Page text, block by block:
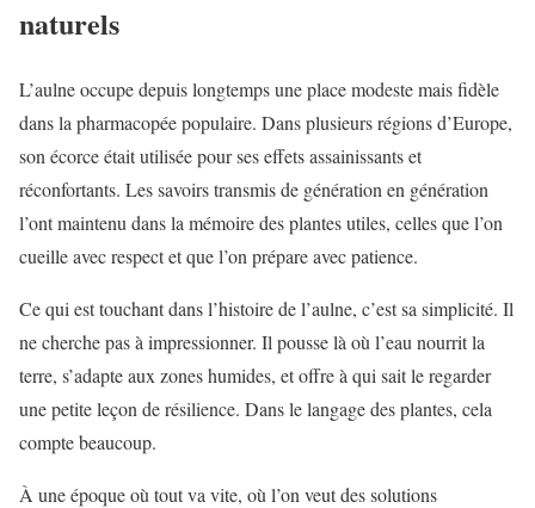
naturels
L’aulne occupe depuis longtemps une place modeste mais fidèle
dans la pharmacopée populaire. Dans plusieurs régions d’Europe,
son écorce était utilisée pour ses effets assainissants et
réconfortants. Les savoirs transmis de génération en génération
l’ont maintenu dans la mémoire des plantes utiles, celles que l’on
cueille avec respect et que l’on prépare avec patience.
Ce qui est touchant dans l’histoire de l’aulne, c’est sa simplicité. Il
ne cherche pas à impressionner. Il pousse là où l’eau nourrit la
terre, s’adapte aux zones humides, et offre à qui sait le regarder
une petite leçon de résilience. Dans le langage des plantes, cela
compte beaucoup.
À une époque où tout va vite, où l’on veut des solutions